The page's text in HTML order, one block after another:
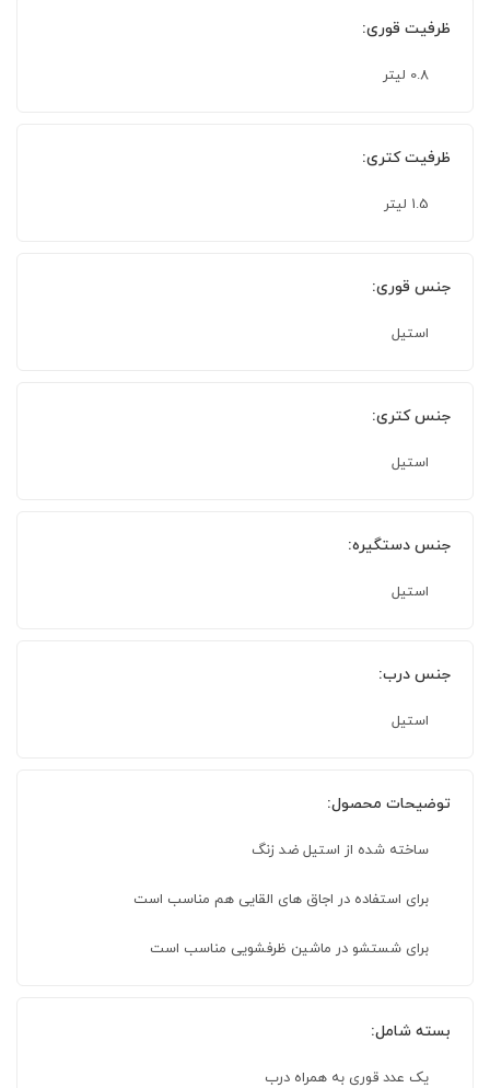
ظرفیت قوری:
0.8 لیتر
ظرفیت کتری:
1.5 لیتر
جنس قوری:
استیل
جنس کتری:
استیل
جنس دستگیره:
استیل
جنس درب:
استیل
توضیحات محصول:
ساخته شده از استیل ضد زنگ
برای استفاده در اجاق های القایی هم مناسب است
برای شستشو در ماشین ظرفشویی مناسب است
بسته شامل:
یک عدد قوری به همراه درب